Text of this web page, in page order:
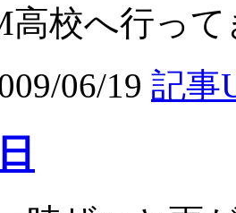
高校へ行って
06/19 記事